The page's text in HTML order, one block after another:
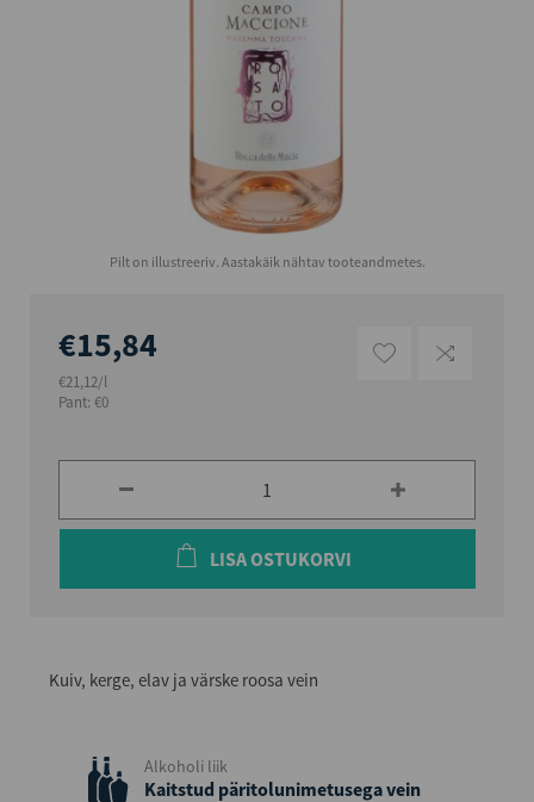
Pilt on illustreeriv. Aastakäik nähtav tooteandmetes.
€15,84
€21,12/l
Pant: €0
LISA OSTUKORVI
Kuiv, kerge, elav ja värske roosa vein
Alkoholi liik
Kaitstud päritolunimetusega vein